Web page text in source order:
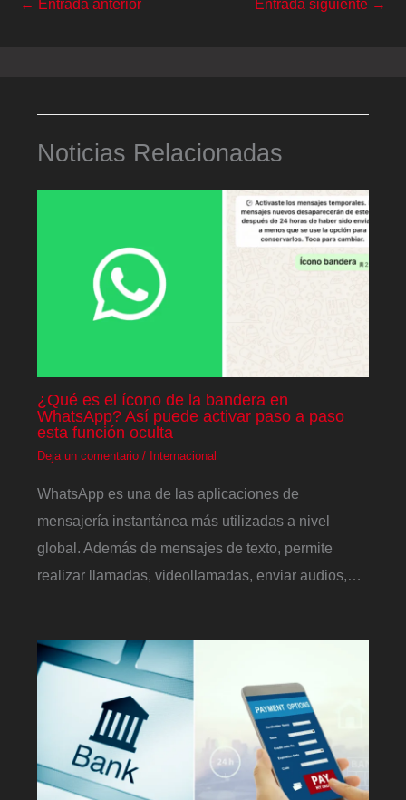
← Entrada anterior Entrada siguiente →
Noticias Relacionadas
¿Qué es el ícono de la bandera en
WhatsApp? Así puede activar paso a paso
esta función oculta
Deja un comentario / Internacional
WhatsApp es una de las aplicaciones de
mensajería instantánea más utilizadas a nivel
global. Además de mensajes de texto, permite
realizar llamadas, videollamadas, enviar audios,…